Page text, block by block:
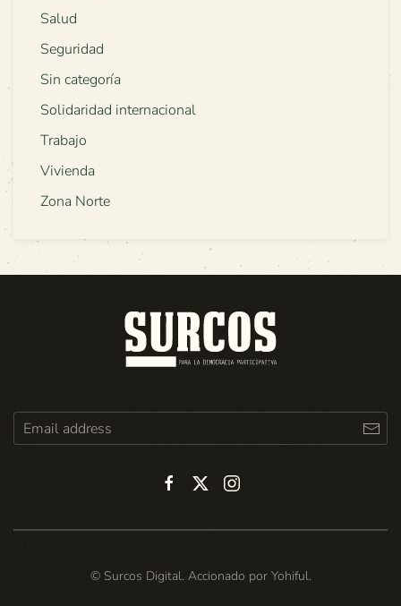
Salud
Seguridad
Sin categoría
Solidaridad internacional
Trabajo
Vivienda
Zona Norte
© Surcos Digital. Accionado por Yohiful.